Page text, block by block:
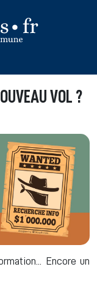
VOL ?
Encore un